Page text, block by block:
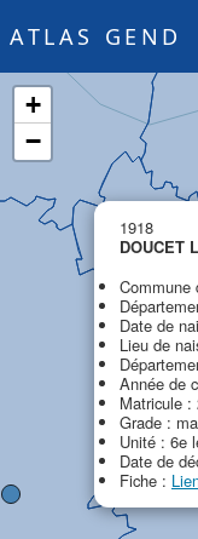
ATLAS GEND
1918
DOUCET
Commune
Date de
Lieu de
Année de
Matricule :
Grade :
Unité : 6e
Date de
Fiche :
+
−